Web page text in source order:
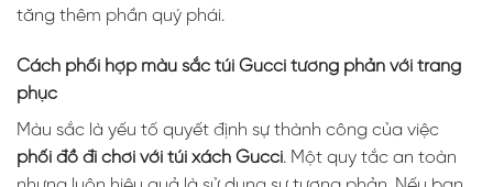
tăng thêm phần quý phái.
Cách phối hợp màu sắc túi Gucci tương phản với trang
phục
Màu sắc là yếu tố quyết định sự thành công của việc
phối đồ đi chơi với túi xách Gucci. Một quy tắc an toàn